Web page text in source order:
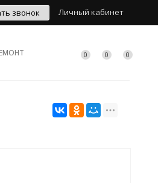
Личный кабинет
звонок
0 0 0